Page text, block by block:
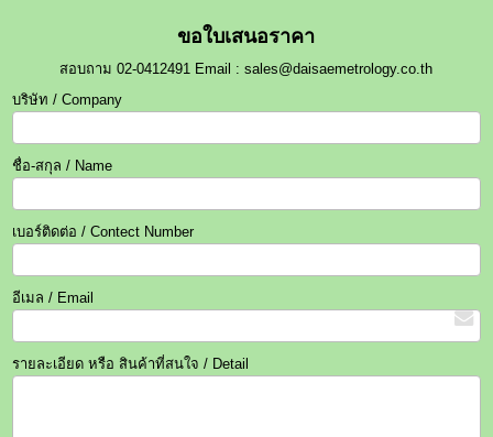
ขอใบเสนอราคา
สอบถาม 02-0412491 Email : sales@daisaemetrology.co.th
บริษัท / Company
ชื่อ-สกุล / Name
เบอร์ติดต่อ / Contect Number
อีเมล / Email
รายละเอียด หรือ สินค้าที่สนใจ / Detail